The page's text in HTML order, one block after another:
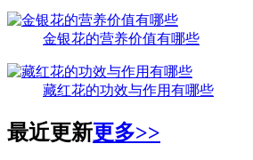
金银花的营养价值有哪些
藏红花的功效与作用有哪些
最近更新更多>>